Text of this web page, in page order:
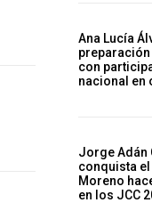
Ana Lucía
preparación
con
nacional en
Jorge Adán
conquista
Moreno
en los JCC